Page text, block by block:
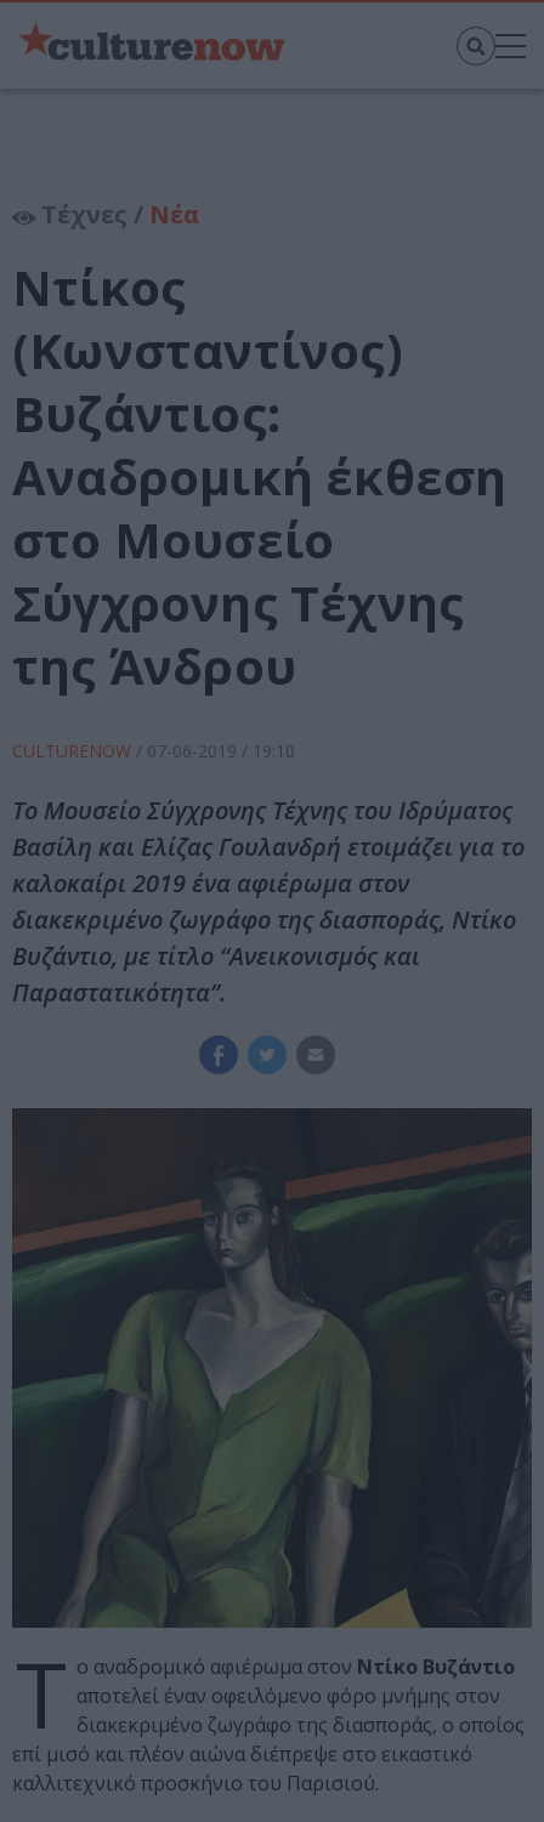
Τέχνες / Νέα
Ντίκος
(Κωνσταντίνος)
Βυζάντιος:
Αναδρομική έκθεση
στο Μουσείο
Σύγχρονης Τέχνης
της Άνδρου
CULTURENOW / 07-06-2019 / 19:10
Το Μουσείο Σύγχρονης Τέχνης του Ιδρύματος
Βασίλη και Ελίζας Γουλανδρή ετοιμάζει για το
καλοκαίρι 2019 ένα αφιέρωμα στον
διακεκριμένο ζωγράφο της διασποράς, Ντίκο
Βυζάντιο, με τίτλο “Ανεικονισμός και
Παραστατικότητα”.
Τ ο αναδρομικό αφιέρωμα στον Ντίκο Βυζάντιο
αποτελεί έναν οφειλόμενο φόρο μνήμης στον
διακεκριμένο ζωγράφο της διασποράς, ο οποίος
επί μισό και πλέον αιώνα διέπρεψε στο εικαστικό
καλλιτεχνικό προσκήνιο του Παρισιού.